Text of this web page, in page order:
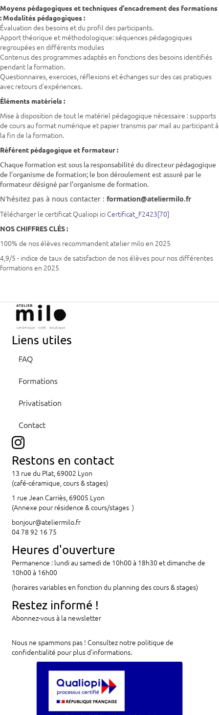
Moyens pédagogiques et techniques d'encadrement des formations
: Modalités pédagogiques :
Évaluation des besoins et du profil des participants.
Apport théorique et méthodologique: séquences pédagogiques
regroupées en différents modules
Contenus des programmes adaptés en fonctions des besoins identifiés
pendant la formation.
Questionnaires, exercices, réflexions et échanges sur des cas pratiques
avec retours d'expériences.
Éléments matériels :
Mise à disposition de tout le matériel pédagogique nécessaire : supports
de cours au format numérique et papier transmis par mail au participant à
la fin de la formation.
Référent pédagogique et formateur :
Chaque formation est sous la responsabilité du directeur pédagogique
de l’organisme de formation; le bon déroulement est assuré par le
formateur désigné par l’organisme de formation.
N'hésitez pas à nous contacter : formation@ateliermilo.fr
Télécharger le certificat Qualiopi ici Certificat_F2423[70]
NOS CHIFFRES CLÉS :
100% de nos élèves recommandent atelier milo en 2025
4,9/5 - indice de taux de satisfaction de nos élèves pour nos différentes
formations en 2025
Liens utiles
FAQ
Formations
Privatisation
Contact
Restons en contact
13 rue du Plat, 69002 Lyon
(café-céramique, cours & stages)
1 rue Jean Carriès, 69005 Lyon
(Annexe pour résidence & cours/stages )
bonjour@ateliermilo.fr
04 78 92 16 75
Heures d'ouverture
Permanence : lundi au samedi de 10h00 à 18h30 et dimanche de
10h00 à 16h00
(horaires variables en fonction du planning des cours & stages)
Restez informé !
Abonnez-vous à la newsletter
Nous ne spammons pas ! Consultez notre politique de
confidentialité pour plus d’informations.